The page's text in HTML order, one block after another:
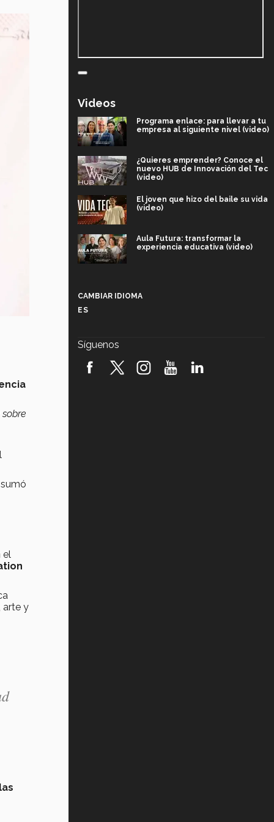
el
arte y
Videos
Programa enlace: para llevar a tu
empresa al siguiente nivel (video)
¿Quieres emprender? Conoce el
nuevo HUB de Innovación del Tec
(video)
El joven que hizo del baile su vida
(video)
Aula Futura: transformar la
experiencia educativa (video)
robótica FIRST 2026! (video)
CAMBIAR IDIOMA
ES
Síguenos